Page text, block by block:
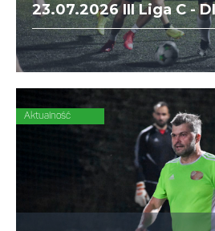
23.07.2026 III Liga C -
Forty Kleparz
Aktualność